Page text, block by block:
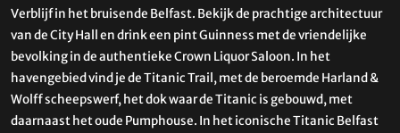
Verblijf in het bruisende Belfast. Bekijk de prachtige architectuur
van de City Hall en drink een pint Guinness met de vriendelijke
bevolking in de authentieke Crown Liquor Saloon. In het
havengebied vind je de Titanic Trail, met de beroemde Harland &
Wolff scheepswerf, het dok waar de Titanic is gebouwd, met
daarnaast het oude Pumphouse. In het iconische Titanic Belfast